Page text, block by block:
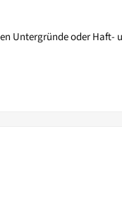
Untergründe oder Haft-